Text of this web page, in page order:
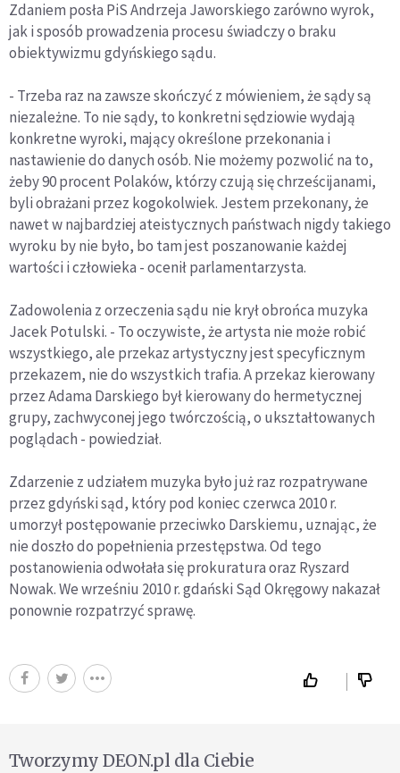
Zdaniem posła PiS Andrzeja Jaworskiego zarówno wyrok,
jak i sposób prowadzenia procesu świadczy o braku
obiektywizmu gdyńskiego sądu.
- Trzeba raz na zawsze skończyć z mówieniem, że sądy są
niezależne. To nie sądy, to konkretni sędziowie wydają
konkretne wyroki, mający określone przekonania i
nastawienie do danych osób. Nie możemy pozwolić na to,
żeby 90 procent Polaków, którzy czują się chrześcijanami,
byli obrażani przez kogokolwiek. Jestem przekonany, że
nawet w najbardziej ateistycznych państwach nigdy takiego
wyroku by nie było, bo tam jest poszanowanie każdej
wartości i człowieka - ocenił parlamentarzysta.
Zadowolenia z orzeczenia sądu nie krył obrońca muzyka
Jacek Potulski. - To oczywiste, że artysta nie może robić
wszystkiego, ale przekaz artystyczny jest specyficznym
przekazem, nie do wszystkich trafia. A przekaz kierowany
przez Adama Darskiego był kierowany do hermetycznej
grupy, zachwyconej jego twórczością, o ukształtowanych
poglądach - powiedział.
Zdarzenie z udziałem muzyka było już raz rozpatrywane
przez gdyński sąd, który pod koniec czerwca 2010 r.
umorzył postępowanie przeciwko Darskiemu, uznając, że
nie doszło do popełnienia przestępstwa. Od tego
postanowienia odwołała się prokuratura oraz Ryszard
Nowak. We wrześniu 2010 r. gdański Sąd Okręgowy nakazał
ponownie rozpatrzyć sprawę.
Tworzymy DEON.pl dla Ciebie